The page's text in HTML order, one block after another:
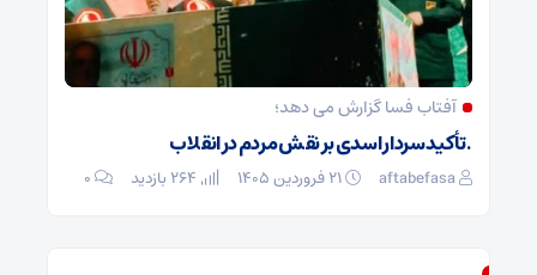
آفتاب فسا گزارش می دهد؛
. تأکید سردار اسدی بر نقش مردم در انقلاب
aftabefasa ۰